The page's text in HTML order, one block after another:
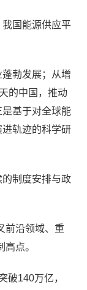
国能源供应平
勃发展；从增
的中国，推动
基于对全球能
轨迹的科学研
制度安排与政
前沿领域、重
点。
破140万亿，